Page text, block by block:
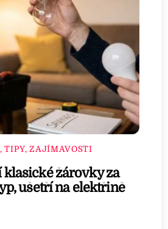
TIPY, ZAJÍMAVOSTI
klasické žárovky za
ušetří na elektřině